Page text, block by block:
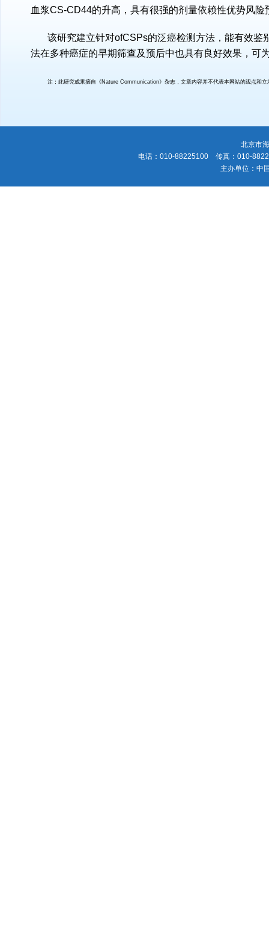
血浆CS-CD44的升高，具有很强的剂量依赖性优势风险
该研究建立针对ofCSPs的泛癌检测方法，能有效
法在多种癌症的早期筛查及预后中也具有良好效果，可
注：此研究成果摘自《Nature Communication》杂志，文章内容并不代表本网站的观点和立
北京市
电话：010-88225100 传真：010-
主办单位：中